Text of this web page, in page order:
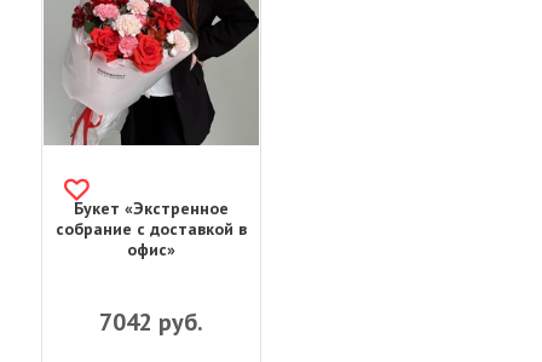
Букет «Экстренное
собрание с доставкой в
офис»
7042 руб.